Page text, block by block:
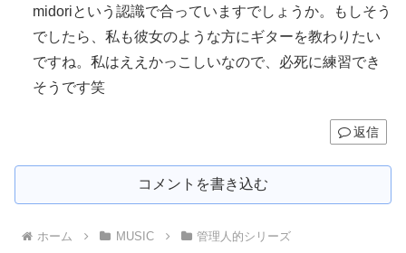
midoriという認識で合っていますでしょうか。もしそう
でしたら、私も彼女のような方にギターを教わりたい
ですね。私はええかっこしいなので、必死に練習でき
そうです笑
返信
コメントを書き込む
ホーム MUSIC 管理人的シリーズ